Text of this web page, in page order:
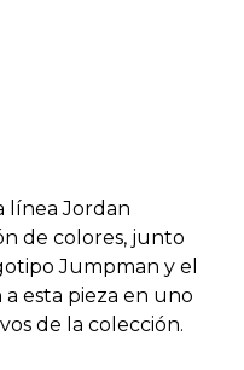
línea Jordan
de colores, junto
Jumpman y el
esta pieza en uno
de la colección.